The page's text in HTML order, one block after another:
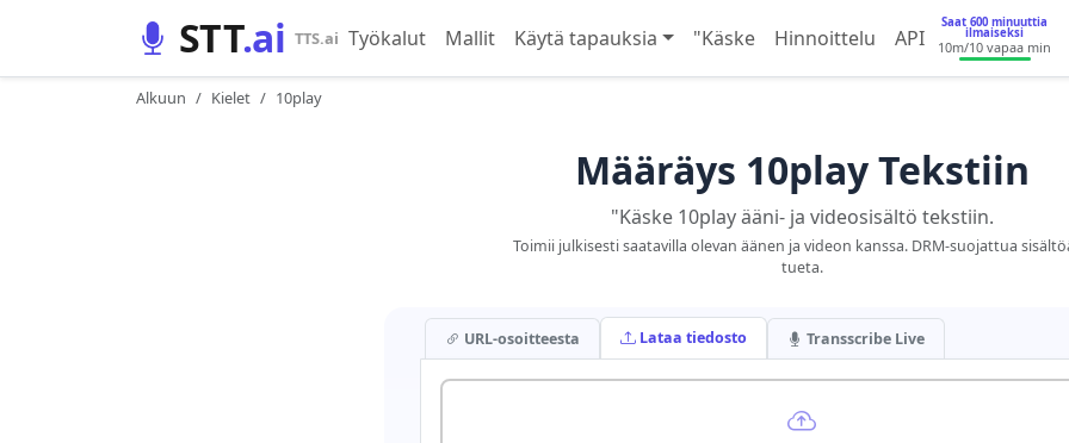
STT.ai TTS.ai Työkalut Mallit Käytä tapauksia "Käske Hinnoittelu API
Saat 600 minuuttia
ilmaiseksi
10m/10 vapaa min
Alkuun Kielet 10play
Määräys 10play Tekstiin
"Käske 10play ääni- ja videosisältö tekstiin.
Toimii julkisesti saatavilla olevan äänen ja videon kanssa. DRM-suojattua
tueta.
URL-osoitteesta Lataa tiedosto Transscribe Live